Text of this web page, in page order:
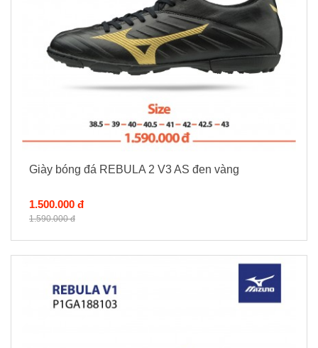
Giày bóng đá REBULA 2 V3 AS đen vàng
1.500.000 đ
1.590.000 đ